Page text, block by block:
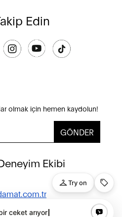
Edin
olmak için hemen kaydolun!
GÖNDER
Ekibi